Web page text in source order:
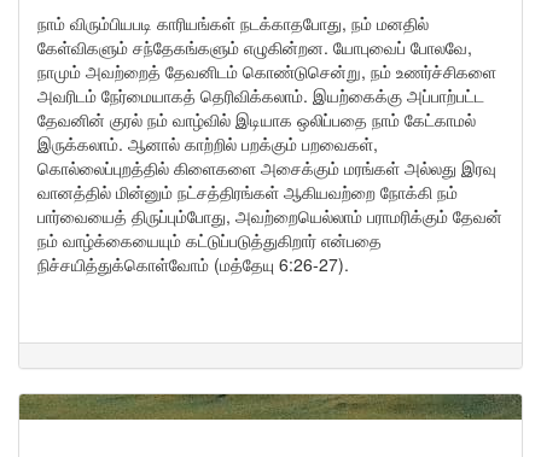
நாம் விரும்பியபடி காரியங்கள் நடக்காதபோது, நம் மனதில்
கேள்விகளும் சந்தேகங்களும் எழுகின்றன. யோபுவைப் போலவே,
நாமும் அவற்றைத் தேவனிடம் கொண்டுசென்று, நம் உணர்ச்சிகளை
அவரிடம் நேர்மையாகத் தெரிவிக்கலாம். இயற்கைக்கு அப்பாற்பட்ட
தேவனின் குரல் நம் வாழ்வில் இடியாக ஒலிப்பதை நாம் கேட்காமல்
இருக்கலாம். ஆனால் காற்றில் பறக்கும் பறவைகள்,
கொல்லைப்புறத்தில் கிளைகளை அசைக்கும் மரங்கள் அல்லது இரவு
வானத்தில் மின்னும் நட்சத்திரங்கள் ஆகியவற்றை நோக்கி நம்
பார்வையைத் திருப்பும்போது, அவற்றையெல்லாம் பராமரிக்கும் தேவன்
நம் வாழ்க்கையையும் கட்டுப்படுத்துகிறார் என்பதை
நிச்சயித்துக்கொள்வோம் (மத்தேயு 6:26-27).